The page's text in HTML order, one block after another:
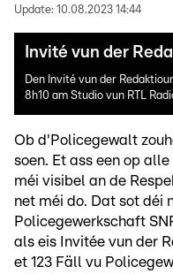
Update: 10.08.2023 14:44
Invité vun der
Den Invité vun der
8h10 am Studio vun RTL
Ob d'Policegewalt
soen. Et ass een op
méi visibel an de
net méi do. Dat sot déi
Policegewerkschaft
als eis Invitée vun der
et 123 Fäll vu